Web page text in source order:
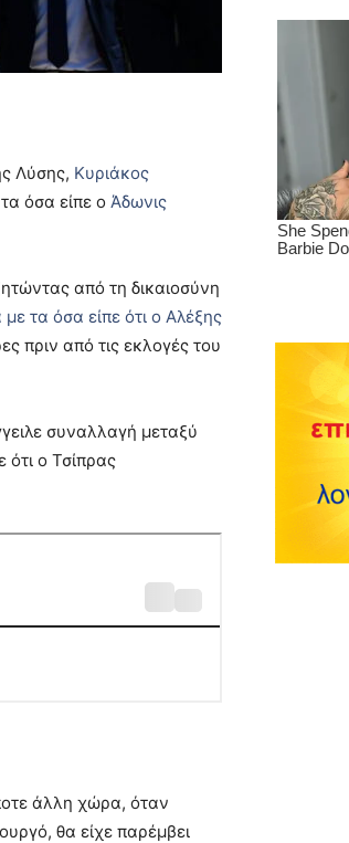
Λύσης, Κυριάκος
όσα είπε ο Άδωνις
από τη δικαιοσύνη
τα όσα είπε ότι ο Αλέξης
πριν από τις εκλογές του
συναλλαγή μεταξύ
ο Τσίπρας
άλλη χώρα, όταν
θα είχε παρέμβει